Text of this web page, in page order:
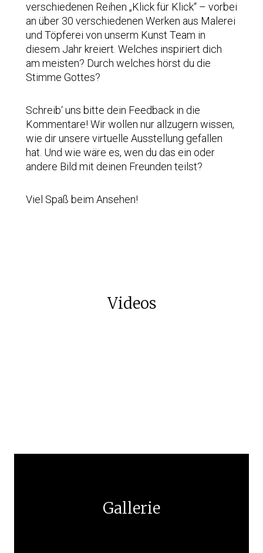
verschiedenen Reihen „Klick für Klick“ – vorbei
an über 30 verschiedenen Werken aus Malerei
und Töpferei von unserm Kunst Team in
diesem Jahr kreiert. Welches inspiriert dich
am meisten? Durch welches hörst du die
Stimme Gottes?
Schreib‘ uns bitte dein Feedback in die
Kommentare! Wir wollen nur allzugern wissen,
wie dir unsere virtuelle Ausstellung gefallen
hat. Und wie wäre es, wen du das ein oder
andere Bild mit deinen Freunden teilst?
Viel Spaß beim Ansehen!
Videos
Gallerie